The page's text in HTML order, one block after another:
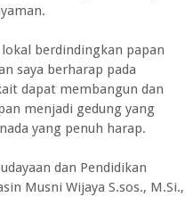
berdindingkan papan
saya berharap pada
dapat membangun dan
menjadi gedung yang
yang penuh harap.
dan Pendidikan
Musni Wijaya S.sos., M.Si.,